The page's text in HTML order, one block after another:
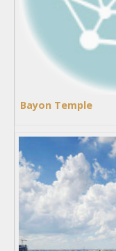
Bayon Temple